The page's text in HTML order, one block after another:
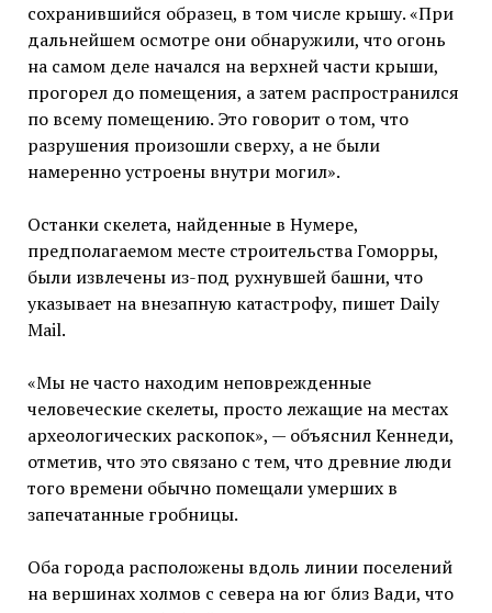
сохранившийся образец, в том числе крышу. «При
дальнейшем осмотре они обнаружили, что огонь
на самом деле начался на верхней части крыши,
прогорел до помещения, а затем распространился
по всему помещению. Это говорит о том, что
разрушения произошли сверху, а не были
намеренно устроены внутри могил».
Останки скелета, найденные в Нумере,
предполагаемом месте строительства Гоморры,
были извлечены из-под рухнувшей башни, что
указывает на внезапную катастрофу, пишет Daily
Mail.
«Мы не часто находим неповрежденные
человеческие скелеты, просто лежащие на местах
археологических раскопок», — объяснил Кеннеди,
отметив, что это связано с тем, что древние люди
того времени обычно помещали умерших в
запечатанные гробницы.
Оба города расположены вдоль линии поселений
на вершинах холмов с севера на юг близ Вади, что